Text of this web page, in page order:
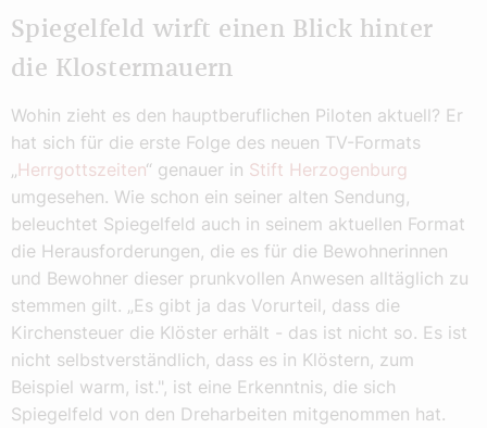
Spiegelfeld wirft einen Blick hinter
die Klostermauern
Wohin zieht es den hauptberuflichen Piloten aktuell? Er
hat sich für die erste Folge des neuen TV-Formats
„Herrgottszeiten“ genauer in Stift Herzogenburg
umgesehen. Wie schon ein seiner alten Sendung,
beleuchtet Spiegelfeld auch in seinem aktuellen Format
die Herausforderungen, die es für die Bewohnerinnen
und Bewohner dieser prunkvollen Anwesen alltäglich zu
stemmen gilt. „Es gibt ja das Vorurteil, dass die
Kirchensteuer die Klöster erhält - das ist nicht so. Es ist
nicht selbstverständlich, dass es in Klöstern, zum
Beispiel warm, ist.", ist eine Erkenntnis, die sich
Spiegelfeld von den Dreharbeiten mitgenommen hat.